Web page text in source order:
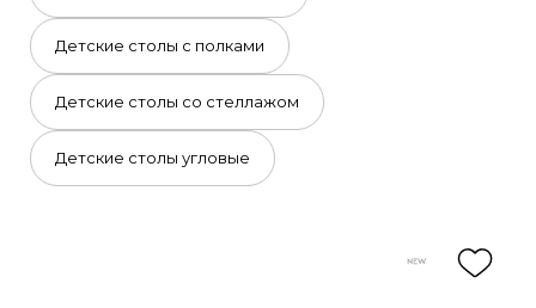
Детские столы с полками
Детские столы со стеллажом
Детские столы угловые